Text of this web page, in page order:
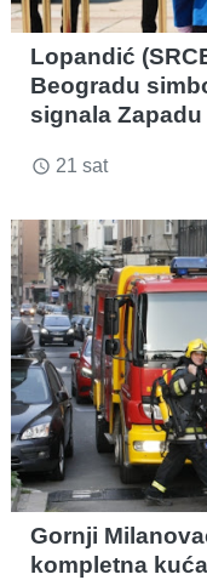
Lopandić
Beogradu
signala Zapadu
access_time 21 sat
Gornji
kompletna